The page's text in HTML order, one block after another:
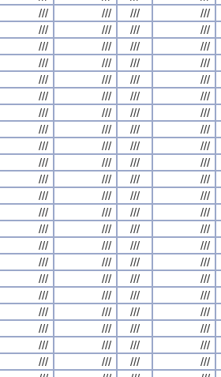
/// /// /// ///
/// /// /// ///
/// /// /// ///
/// /// /// ///
/// /// /// ///
/// /// /// ///
/// /// /// ///
/// /// /// ///
/// /// /// ///
/// /// /// ///
/// /// /// ///
/// /// /// ///
/// /// /// ///
/// /// /// ///
/// /// /// ///
/// /// /// ///
/// /// /// ///
/// /// /// ///
/// /// /// ///
/// /// /// ///
/// /// /// ///
/// /// /// ///